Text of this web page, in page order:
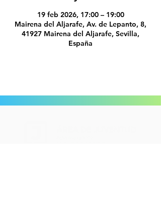
19 feb 2026, 17:00 – 19:00
Mairena del Aljarafe, Av. de Lepanto, 8,
41927 Mairena del Aljarafe, Sevilla,
España